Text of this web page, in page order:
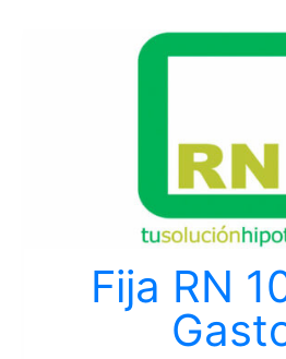
Fija RN